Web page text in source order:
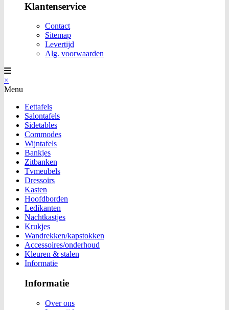
Klantenservice
Contact
Sitemap
Levertijd
Alg. voorwaarden
×
Menu
Eettafels
Salontafels
Sidetables
Commodes
Wijntafels
Bankjes
Zitbanken
Tvmeubels
Dressoirs
Kasten
Hoofdborden
Ledikanten
Nachtkastjes
Krukjes
Wandrekken/kapstokken
Accessoires/onderhoud
Kleuren & stalen
Informatie
Informatie
Over ons